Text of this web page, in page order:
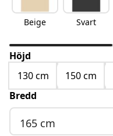
Beige Svart
Höjd
130 cm
150 cm
Bredd
165 cm